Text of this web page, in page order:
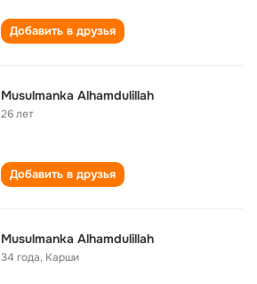
Добавить в друзья
Musulmanka Alhamdulillah
26 лет
Добавить в друзья
Musulmanka Alhamdulillah
34 года, Карши